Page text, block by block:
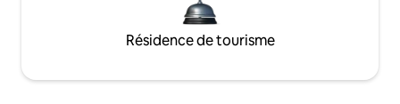
Résidence de tourisme